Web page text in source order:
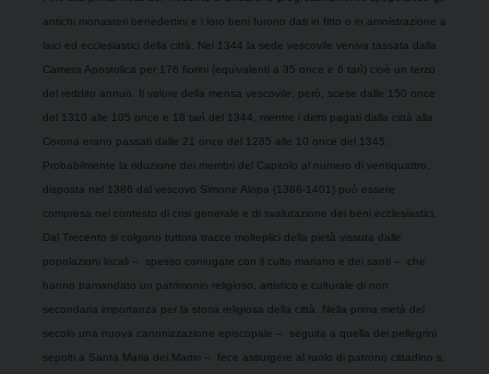
antichi monasteri benedettini e i loro beni furono dati in fitto o in amnistrazione a
laici ed ecclesiastici della città. Nel 1344 la sede vescovile veniva tassata dalla
Camera Apostolica per 176 fiorini (equivalenti a 35 once e 6 tarì) cioè un terzo
del reddito annuo. Il valore della mensa vescovile, però, scese dalle 150 once
del 1310 alle 105 once e 18 tarì del 1344, mentre i diritti pagati dalla città alla
Corona erano passati dalle 21 once del 1285 alle 10 once del 1345.
Probabilmente la riduzione dei membri del Capitolo al numero di ventiquattro,
disposta nel 1386 dal vescovo Simone Alopa (1386-1401) può essere
compresa nel contesto di crisi generale e di svalutazione dei beni ecclesiastici.
Dal Trecento si colgono tuttora tracce molteplici della pietà vissuta dalle
popolazioni locali –
spesso coniugate con il culto mariano e dei santi –
che
hanno tramandato un patrimonio religioso, artistico e culturale di non
secondaria importanza per la storia religiosa della città. Nella prima metà del
secolo una nuova canonizzazione episcopale –
seguita a quella dei pellegrini
sepolti a Santa Maria dei Martiri –
fece assurgere al ruolo di patrono cittadino s.